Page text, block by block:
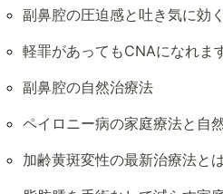
副鼻腔の圧迫感と吐き気に効
軽罪があってもCNAになれま
副鼻腔の自然治療法
ペイロニー病の家庭療法と自
加齢黄斑変性の最新治療法と